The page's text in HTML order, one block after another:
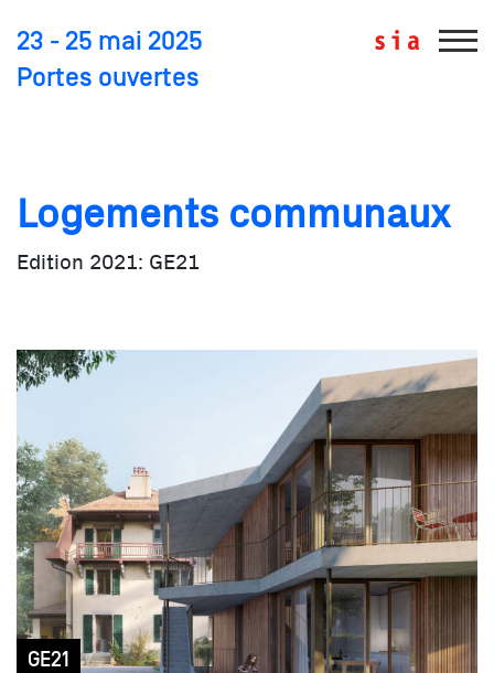
23 - 25 mai 2025
Portes ouvertes
Logements communaux
Edition 2021: GE21
GE21